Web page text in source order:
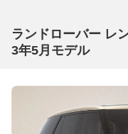
ランドローバー レ
3年5月モデル